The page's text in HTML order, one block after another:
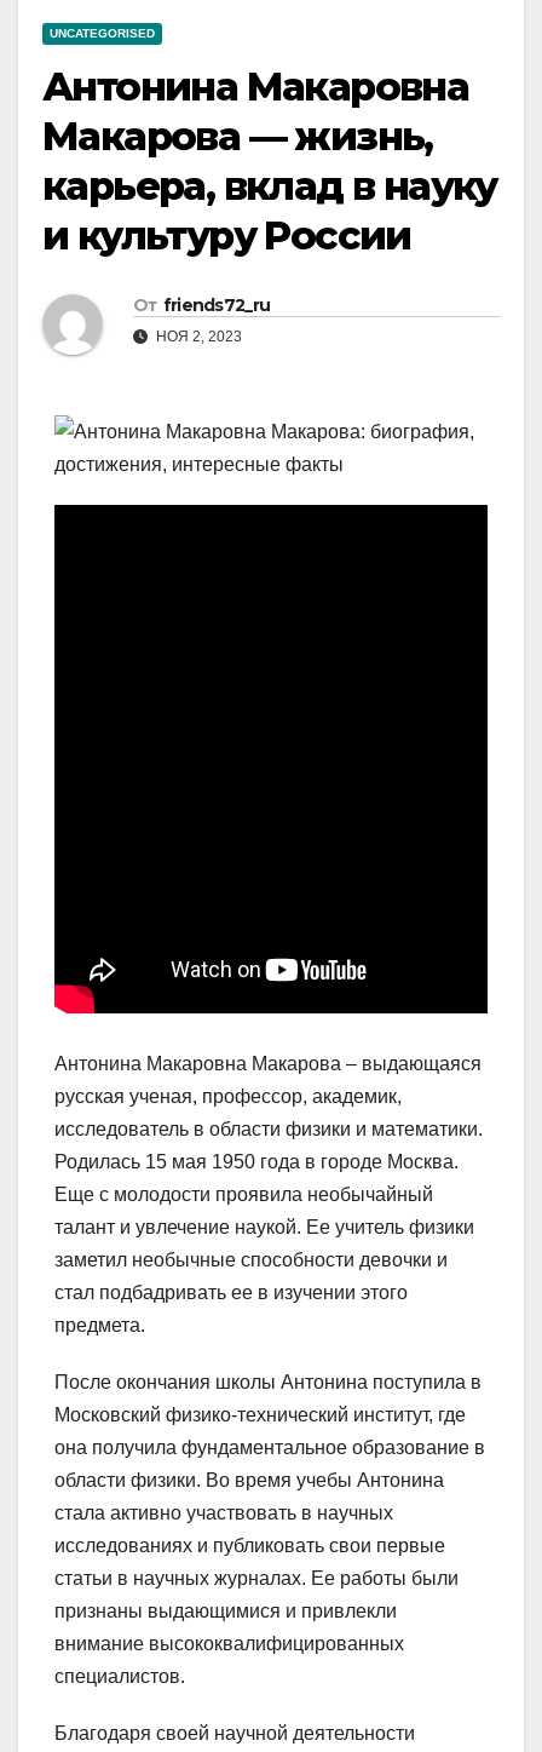
UNCATEGORISED
Антонина Макаровна
Макарова — жизнь,
карьера, вклад в науку
и культуру России
От friends72_ru
НОЯ 2, 2023
Антонина Макаровна Макарова – выдающаяся
русская ученая, профессор, академик,
исследователь в области физики и математики.
Родилась 15 мая 1950 года в городе Москва.
Еще с молодости проявила необычайный
талант и увлечение наукой. Ее учитель физики
заметил необычные способности девочки и
стал подбадривать ее в изучении этого
предмета.
После окончания школы Антонина поступила в
Московский физико-технический институт, где
она получила фундаментальное образование в
области физики. Во время учебы Антонина
стала активно участвовать в научных
исследованиях и публиковать свои первые
статьи в научных журналах. Ее работы были
признаны выдающимися и привлекли
внимание высококвалифицированных
специалистов.
Благодаря своей научной деятельности